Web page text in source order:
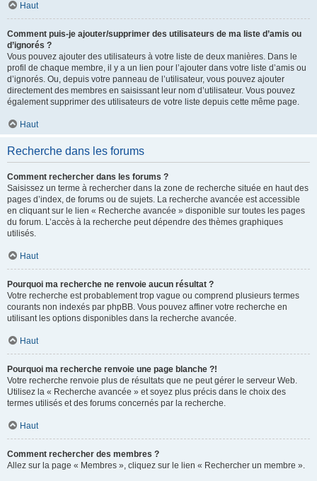
Haut
Comment puis-je ajouter/supprimer des utilisateurs de ma liste d’amis ou
d’ignorés ?
Vous pouvez ajouter des utilisateurs à votre liste de deux manières. Dans le
profil de chaque membre, il y a un lien pour l’ajouter dans votre liste d’amis ou
d’ignorés. Ou, depuis votre panneau de l’utilisateur, vous pouvez ajouter
directement des membres en saisissant leur nom d’utilisateur. Vous pouvez
également supprimer des utilisateurs de votre liste depuis cette même page.
Haut
Recherche dans les forums
Comment rechercher dans les forums ?
Saisissez un terme à rechercher dans la zone de recherche située en haut des
pages d’index, de forums ou de sujets. La recherche avancée est accessible
en cliquant sur le lien « Recherche avancée » disponible sur toutes les pages
du forum. L’accès à la recherche peut dépendre des thèmes graphiques
utilisés.
Haut
Pourquoi ma recherche ne renvoie aucun résultat ?
Votre recherche est probablement trop vague ou comprend plusieurs termes
courants non indexés par phpBB. Vous pouvez affiner votre recherche en
utilisant les options disponibles dans la recherche avancée.
Haut
Pourquoi ma recherche renvoie une page blanche ?!
Votre recherche renvoie plus de résultats que ne peut gérer le serveur Web.
Utilisez la « Recherche avancée » et soyez plus précis dans le choix des
termes utilisés et des forums concernés par la recherche.
Haut
Comment rechercher des membres ?
Allez sur la page « Membres », cliquez sur le lien « Rechercher un membre ».